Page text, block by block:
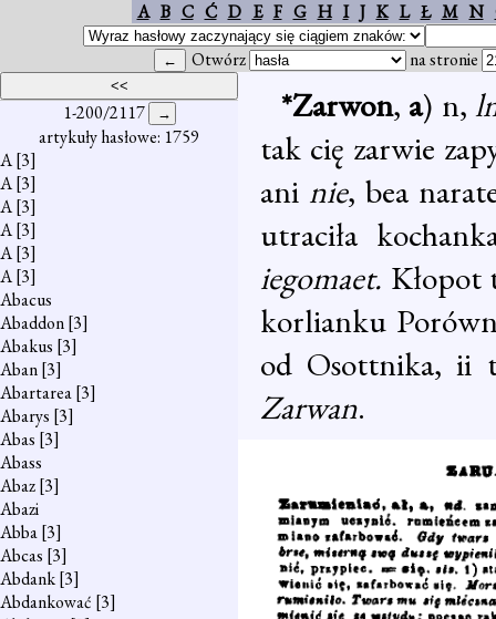
A B C Ć D E F G H I J K L Ł M N
Otwórz na stronie
1-200/2117
artykuły hasłowe: 1759
A[3]
A[3]
A[3]
A[3]
A[3]
A[3]
Abacus
Abaddon[3]
Abakus [3]
Aban[3]
Abartarea[3]
Abarys [3]
Abas [3]
Abass
Abaz[3]
Abazi
Abba[3]
Abcas [3]
Abdank[3]
Abdankować [3]
*Zarwon, a) n,
tak cię zarwie
ani nie, bea
utraciła
iegomaet. Kłopot
korlianku
od Osottnika, ii
Zarwan.